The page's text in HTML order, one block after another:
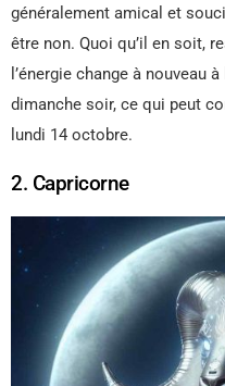
généralement amical et
être non. Quoi qu’il en soit,
l’énergie change à nouveau
dimanche soir, ce qui peut
lundi 14 octobre.
2. Capricorne